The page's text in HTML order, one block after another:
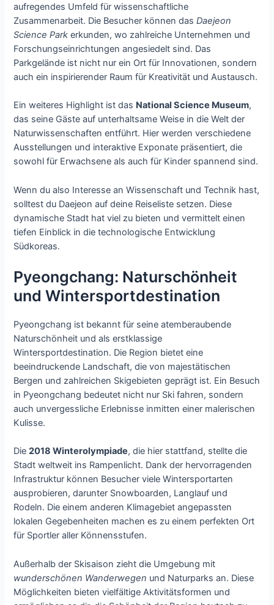
aufregendes Umfeld für wissenschaftliche
Zusammenarbeit. Die Besucher können dasDaejeon
Science Park erkunden, wo zahlreiche Unternehmen und
Forschungseinrichtungen angesiedelt sind. Das
Parkgelände ist nicht nur ein Ort für Innovationen, sondern
auch ein inspirierender Raum für Kreativität und Austausch.
Ein weiteres Highlight ist das National Science Museum,
das seine Gäste auf unterhaltsame Weise in die Welt der
Naturwissenschaften entführt. Hier werden verschiedene
Ausstellungen und interaktive Exponate präsentiert, die
sowohl für Erwachsene als auch für Kinder spannend sind.
Wenn du also Interesse an Wissenschaft und Technik hast,
solltest du Daejeon auf deine Reiseliste setzen. Diese
dynamische Stadt hat viel zu bieten und vermittelt einen
tiefen Einblick in die technologische Entwicklung
Südkoreas.
Pyeongchang: Naturschönheit
und Wintersportdestination
Pyeongchang ist bekannt für seine atemberaubende
Naturschönheit und als erstklassige
Wintersportdestination. Die Region bietet eine
beeindruckende Landschaft, die von majestätischen
Bergen und zahlreichen Skigebieten geprägt ist. Ein Besuch
in Pyeongchang bedeutet nicht nur Ski fahren, sondern
auch unvergessliche Erlebnisse inmitten einer malerischen
Kulisse.
Die2018 Winterolympiade, die hier stattfand, stellte die
Stadt weltweit ins Rampenlicht. Dank der hervorragenden
Infrastruktur können Besucher viele Wintersportarten
ausprobieren, darunter Snowboarden, Langlauf und
Rodeln. Die einem anderen Klimagebiet angepassten
lokalen Gegebenheiten machen es zu einem perfekten Ort
für Sportler aller Könnensstufen.
Außerhalb der Skisaison zieht die Umgebung mit
wunderschönen Wanderwegen und Naturparks an. Diese
Möglichkeiten bieten vielfältige Aktivitätsformen und